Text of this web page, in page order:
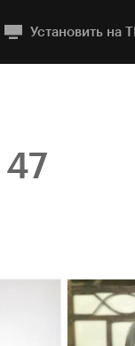
Установить на
47